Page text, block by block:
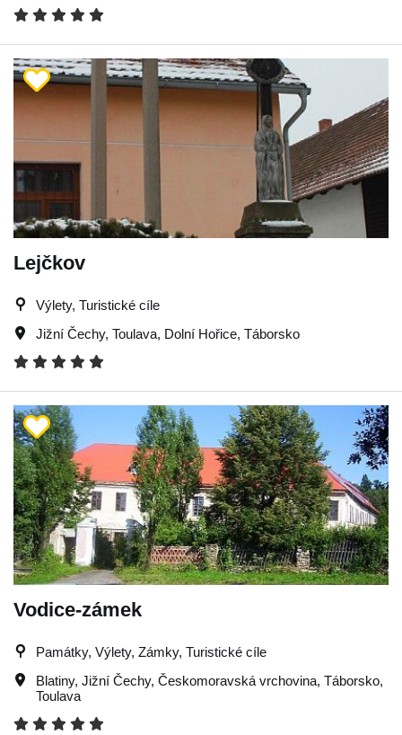
Lejčkov
Výlety, Turistické cíle
Jižní Čechy, Toulava, Dolní Hořice, Táborsko
Vodice-zámek
Památky, Výlety, Zámky, Turistické cíle
Blatiny, Jižní Čechy, Českomoravská vrchovina, Táborsko,
Toulava